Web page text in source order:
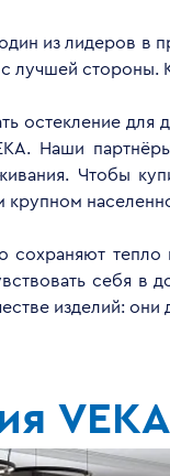
из лидеров в
лучшей стороны.
остекление
Наши
Чтобы
сохраняют тепло
себя в
изделий: